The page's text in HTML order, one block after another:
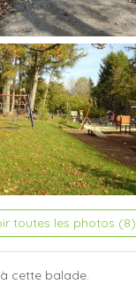
toutes les photos (8)
cette balade.